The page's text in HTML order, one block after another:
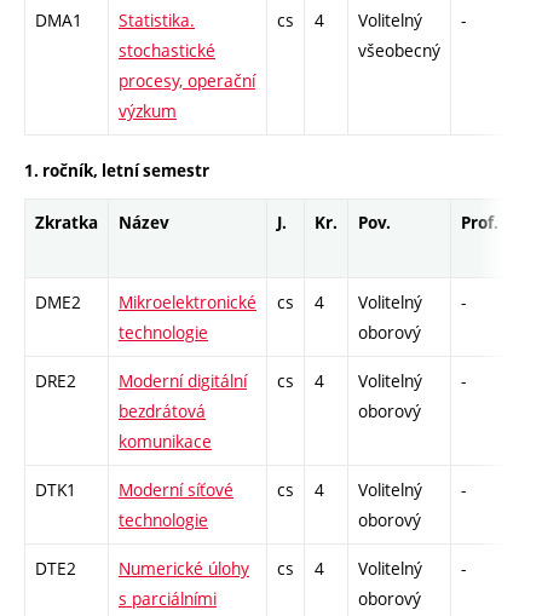
DMA1
Statistika.
stochastické
procesy, operační
výzkum
cs 4
Volitelný
všeobecný
-
1. ročník, letní semestr
Zkratka Název J. Kr. Pov. Prof.
DME2
Mikroelektronické
technologie
cs 4
Volitelný
oborový
-
DRE2
Moderní digitální
bezdrátová
komunikace
cs 4
Volitelný
oborový
-
DTK1
Moderní síťové
technologie
cs 4
Volitelný
oborový
-
DTE2
Numerické úlohy
s parciálními
cs 4
Volitelný
oborový
-